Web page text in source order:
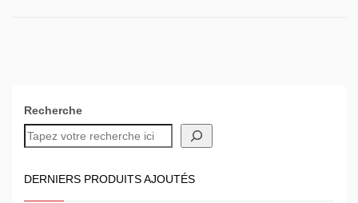
Recherche
DERNIERS PRODUITS AJOUTÉS